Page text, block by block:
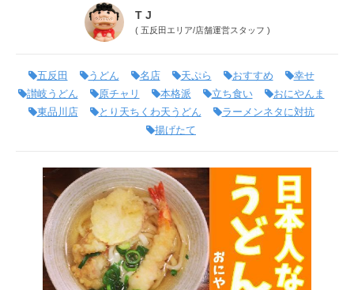
T J
( 五反田エリア/店舗運営スタッフ )
五反田 うどん 名店 天ぷら おすすめ
幸せ
讃岐うどん
原チャリ 本格派 立ち食い
おにやんま
東品川店
とり天ちくわ天うどん
ラーメンネタに対抗
揚げたて